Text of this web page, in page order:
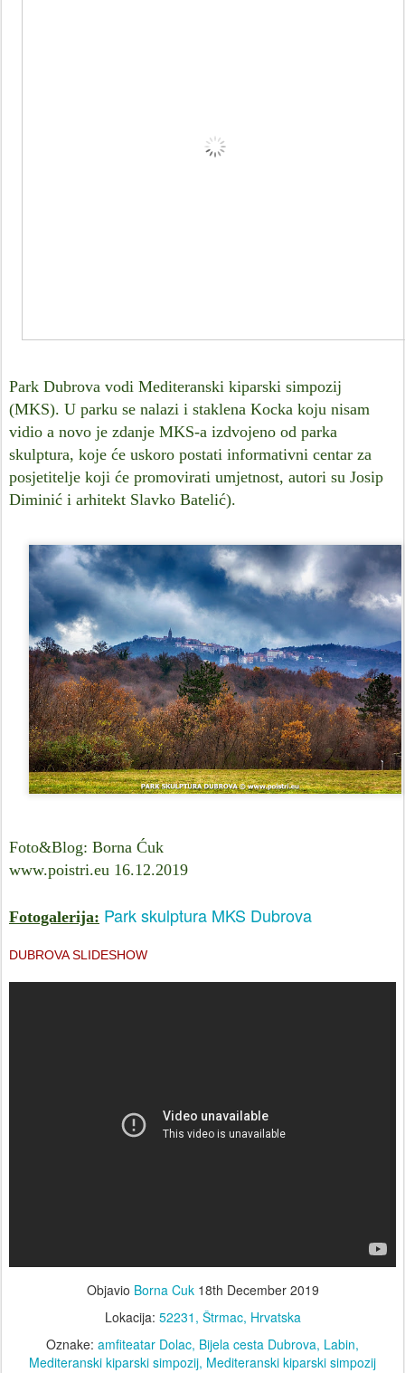
Park Dubrova vodi Mediteranski kiparski simpozij
(MKS). U parku se nalazi i staklena Kocka koju nisam
vidio a novo je zdanje MKS-a izdvojeno od parka
skulptura, koje će uskoro postati informativni centar za
posjetitelje koji će promovirati umjetnost, autori su Josip
Diminić i arhitekt Slavko Batelić).
Foto&Blog: Borna Ćuk
www.poistri.eu 16.12.2019
Fotogalerija: Park skulptura MKS Dubrova
DUBROVA SLIDESHOW
Objavio Borna Cuk 18th December 2019
Lokacija: 52231, Štrmac, Hrvatska
Oznake: amfiteatar Dolac Bijela cesta Dubrova Labin
Mediteranski kiparski simpozij Mediteranski kiparski simpozij